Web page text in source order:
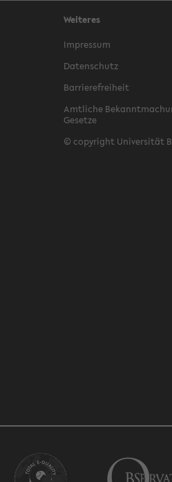
Weiteres
Impressum
Datenschutz
Barrierefreiheit
Amtliche
Gesetze
© copyright Universität